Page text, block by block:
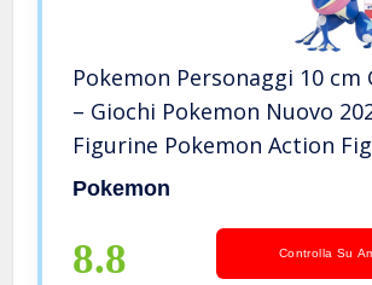
Pokemon Personaggi 10 cm
– Giochi Pokemon Nuovo
Figurine Pokemon Action
Licenza Ufficiale Pokemon
Pokemon
8.8 Controlla Su